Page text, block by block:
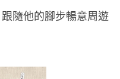
隨他的腳步暢意周遊